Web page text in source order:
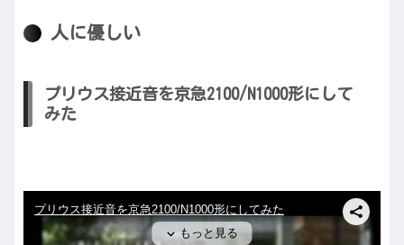
人に優しい
プリウス接近音を京急2100/N1000形にして
みた